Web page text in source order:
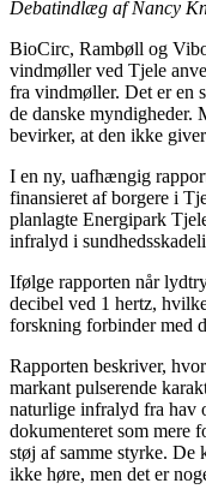
Debatindlæg af Nancy
BioCirc, Rambøll og
vindmøller ved Tjele
fra vindmøller. Det er en
de danske myndigheder.
bevirker, at den ikke
I en ny, uafhængig
finansieret af borgere i
planlagte Energipark
infralyd i
Ifølge rapporten når
decibel ved 1 hertz,
forskning forbinder med
Rapporten beskriver,
markant pulserende
naturlige infralyd fra hav
dokumenteret som mere
støj af samme styrke. De
ikke høre, men det er